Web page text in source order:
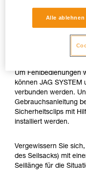
Das JAG SYSTEM ist
Eindrehen des
Um Fehlbedienungen
können JAG SYSTEM
verbunden werden.
Gebrauchsanleitung
Sicherheitsclips mit
installiert werden.
Vergewissern Sie
des Seilsacks) mit
Seillänge für die
Alle ablehnen